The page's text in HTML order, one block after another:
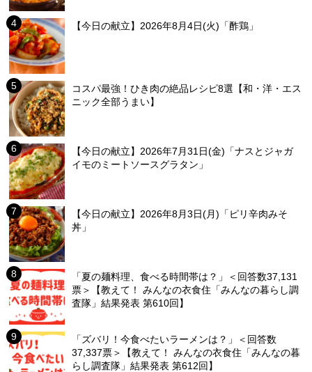
【今日の献立】2026年8月4日(火)「酢鶏」
コスパ最強！ひき肉の絶品レシピ8選【和・洋・エス
ニック全部うまい】
【今日の献立】2026年7月31日(金)「ナスとジャガ
イモのミートソースグラタン」
【今日の献立】2026年8月3日(月)「ピリ辛肉みそ
丼」
「夏の麺料理、食べる時間帯は？」＜回答数37,131
票＞【教えて！ みんなの衣食住「みんなの暮らし調
査隊」結果発表 第610回】
「ズバリ！今食べたいラーメンは？」＜回答数
37,337票＞【教えて！ みんなの衣食住「みんなの暮
らし調査隊」結果発表 第612回】